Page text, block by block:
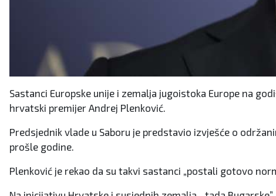
Sastanci Europske unije i zemalja jugoistoka Europe na
hrvatski premijer Andrej Plenković.
Predsjednik vlade u Saboru je predstavio izvješće o
prošle godine.
Plenković je rekao da su takvi sastanci „postali gotovo